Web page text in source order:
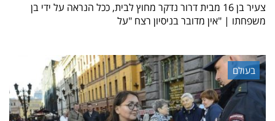
צעיר בן 16 מבית דרור נדקר מחוץ לבית, ככל הנראה על ידי בן
משפחתו | "אין מדובר בניסיון רצח "על
בעולם